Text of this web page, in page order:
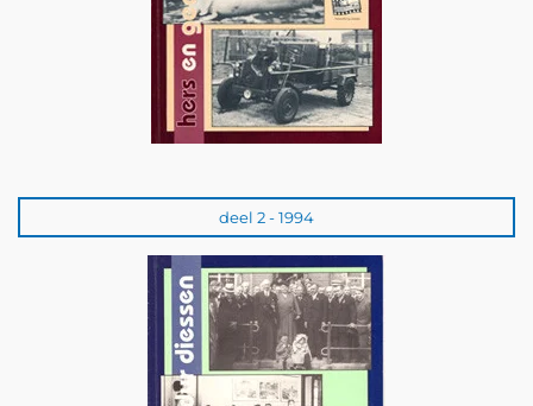
deel 2 - 1994